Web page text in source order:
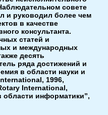
совете
и руководил более чем
в качестве
консультанта.
статей и
и международных
десять
ряда достижений и
в области науки и
1996,
International,
области информатики”,